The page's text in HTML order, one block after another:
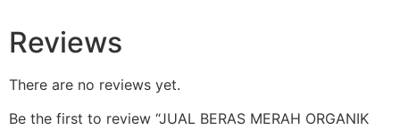
Reviews
There are no reviews yet.
Be the first to review “JUAL BERAS MERAH ORGANIK